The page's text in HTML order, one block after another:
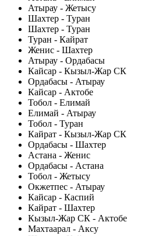
Атырау - Жетысу
Шахтер - Туран
Шахтер - Туран
Туран - Кайрат
Женис - Шахтер
Атырау - Ордабасы
Кайсар - Кызыл-Жар СК
Ордабасы - Атырау
Кайсар - Актобе
Тобол - Елимай
Елимай - Атырау
Тобол - Туран
Кайрат - Кызыл-Жар СК
Ордабасы - Шахтер
Астана - Женис
Ордабасы - Астана
Тобол - Жетысу
Окжетпес - Атырау
Кайсар - Каспий
Кайрат - Шахтер
Кызыл-Жар СК - Актобе
Махтаарал - Аксу